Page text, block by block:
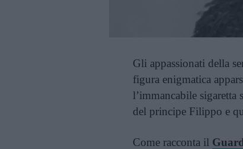
Gli appassionati della
figura enigmatica
l’immancabile sigaretta
del principe Filippo e
Come racconta il